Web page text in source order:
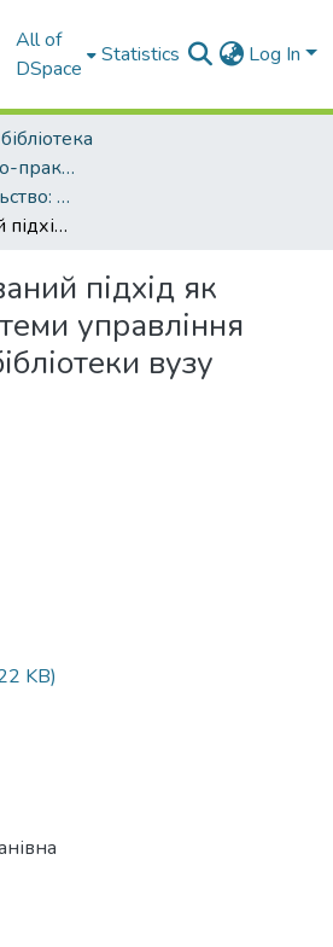
All of
DSpace
Statistics Log In
Матеріали науково-практичних заходів НБ ХНМУ
Бібліотеки і суспільство: рух у часі та просторі–2015
Персоналізований підхід як складова системи управління колективом бібліотеки вузу
підхід як
управління
вузу
KB)